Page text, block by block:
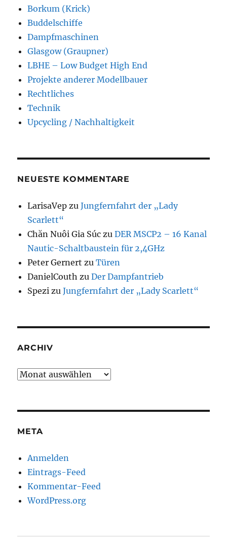
Borkum (Krick)
Buddelschiffe
Dampfmaschinen
Glasgow (Graupner)
LBHE – Low Budget High End
Projekte anderer Modellbauer
Rechtliches
Technik
Upcycling / Nachhaltigkeit
NEUESTE KOMMENTARE
LarisaVep zuJungfernfahrt der „Lady
Scarlett“
Chăn Nuôi Gia Súc zuDER MSCP2 – 16 Kanal
Nautic-Schaltbaustein für 2,4GHz
Peter Gernert zuTüren
DanielCouth zuDer Dampfantrieb
Spezi zuJungfernfahrt der „Lady Scarlett“
ARCHIV
Archiv
META
Anmelden
Eintrags-Feed
Kommentar-Feed
WordPress.org